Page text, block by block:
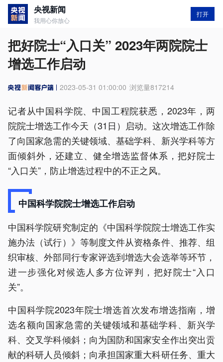
央视新闻
我用心你放心
打开
把好院士“入口关” 2023年两院院士
增选工作启动
2023-05-31 01:00:00 浏览量817214
记者从中国科学院、中国工程院获悉，2023年，两
院院士增选工作今天（31日）启动。这次增选工作除
了向国家急需的关键领域、基础学科、新兴学科等方
面倾斜外，还建立、健全增选监督体系，把好院士
“入口关”，防止增选过程中的不正之风。
中国科学院院士增选工作启动
中国科学院研究制定的《中国科学院院士增选工作实
施办法（试行）》等制度文件从资格条件、推荐、组
织审核、外部同行专家评选到增选大会选举等环节，
进一步强化对候选人多方位评判，把好院士“入口
关”。
中国科学院2023年院士增选首次发布增选指南，增
选名额向国家急需的关键领域和基础学科、新兴学
科、交叉学科倾斜；向为国防和国家安全作出突出贡
献的科研人员倾斜；向承担国家重大科研任务、重大